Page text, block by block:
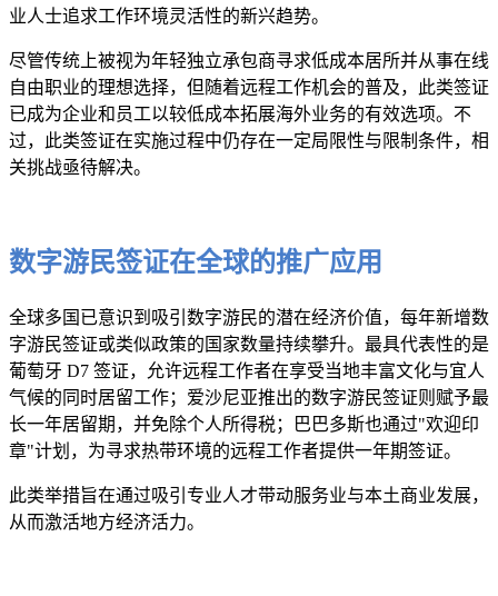
业人士追求工作环境灵活性的新兴趋势。
尽管传统上被视为年轻独立承包商寻求低成本居所并从事在线
自由职业的理想选择，但随着远程工作机会的普及，此类签证
已成为企业和员工以较低成本拓展海外业务的有效选项。不
过，此类签证在实施过程中仍存在一定局限性与限制条件，相
关挑战亟待解决。
数字游民签证在全球的推广应用
全球多国已意识到吸引数字游民的潜在经济价值，每年新增数
字游民签证或类似政策的国家数量持续攀升。最具代表性的是
葡萄牙 D7 签证，允许远程工作者在享受当地丰富文化与宜人
气候的同时居留工作；爱沙尼亚推出的数字游民签证则赋予最
长一年居留期，并免除个人所得税；巴巴多斯也通过"欢迎印
章"计划，为寻求热带环境的远程工作者提供一年期签证。
此类举措旨在通过吸引专业人才带动服务业与本土商业发展，
从而激活地方经济活力。